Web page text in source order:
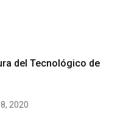
del Tecnológico de
2020